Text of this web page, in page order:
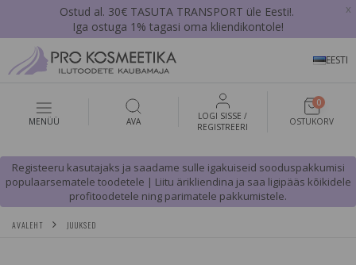
Ostud al. 30€ TASUTA TRANSPORT üle Eesti!.
Iga ostuga 1% tagasi oma kliendikontole!
x
EESTI
MENÜÜ AVA
LOGI SISSE /
REGISTREERI
0
OSTUKORV
Registeeru kasutajaks ja saadame sulle igakuiseid sooduspakkumisi
populaarsematele toodetele | Liitu ärikliendina ja saa ligipääs kõikidele
profitoodetele ning parimatele pakkumistele.
AVALEHT JUUKSED